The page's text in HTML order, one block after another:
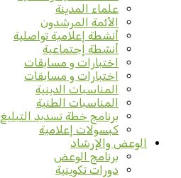
علماء المدينة
الأئمة المرشدون
أنشطة إعلامية تواصلية
أنشطة إجتماعية
اختبارات و مسابقات
اختبارات و مسابقات
المناسبات الدينية
المناسبات الطنية
برنامج خطة تسديد التبليغ
كبسولات إعلامية
الوعض والإرشاد
برنامج الوعض
دورات تكوينية